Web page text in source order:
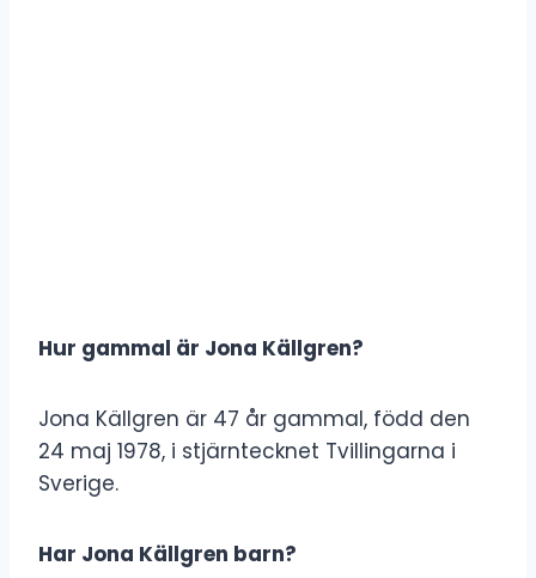
Hur gammal är Jona Källgren?
Jona Källgren är 47 år gammal, född den
24 maj 1978, i stjärntecknet Tvillingarna i
Sverige.
Har Jona Källgren barn?